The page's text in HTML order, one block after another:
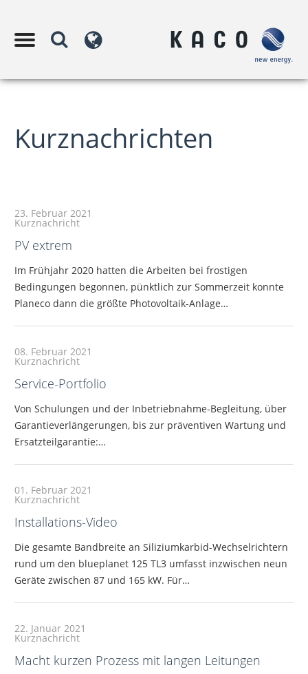
Kurznachrichten
23. Februar 2021
Kurznachricht
PV extrem
Im Frühjahr 2020 hatten die Arbeiten bei frostigen
Bedingungen begonnen, pünktlich zur Sommerzeit konnte
Planeco dann die größte Photovoltaik-Anlage…
08. Februar 2021
Kurznachricht
Service-Portfolio
Von Schulungen und der Inbetriebnahme-Begleitung, über
Garantieverlängerungen, bis zur präventiven Wartung und
Ersatzteilgarantie:…
01. Februar 2021
Kurznachricht
Installations-Video
Die gesamte Bandbreite an Siliziumkarbid-Wechselrichtern
rund um den blueplanet 125 TL3 umfasst inzwischen neun
Geräte zwischen 87 und 165 kW. Für…
22. Januar 2021
Kurznachricht
Macht kurzen Prozess mit langen Leitungen